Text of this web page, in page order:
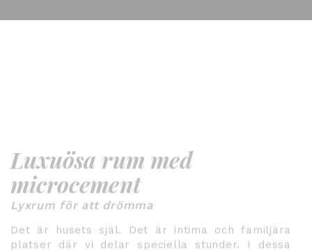
Luxuösa rum med
microcement
Lyxrum för att drömma
Det är husets själ. Det är intima och familjära
platser där vi delar speciella stunder. I dessa